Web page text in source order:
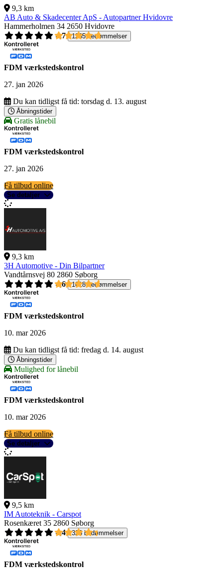
9,3 km
AB Auto & Skadecenter ApS - Autopartner Hvidovre
Hammerholmen 34 2650 Hvidovre
4,7
1265 bedømmelser
FDM værkstedskontrol
27. jan 2026
Du kan tidligst få tid: torsdag d. 13. august
Åbningstider
Gratis lånebil
FDM værkstedskontrol
27. jan 2026
Få tilbud online
Se detaljer
9,3 km
3H Automotive - Din Bilpartner
Vandtårnsvej 80 2860 Søborg
4,6
1618 bedømmelser
FDM værkstedskontrol
10. mar 2026
Du kan tidligst få tid: fredag d. 14. august
Åbningstider
Mulighed for lånebil
FDM værkstedskontrol
10. mar 2026
Få tilbud online
Se detaljer
9,5 km
IM Autoteknik - Carspot
Rosenkæret 35 2860 Søborg
4,4
326 bedømmelser
FDM værkstedskontrol